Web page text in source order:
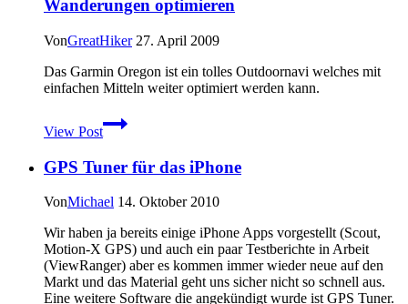
Satellite
Messenger
Wanderungen optimieren
VonGreatHiker 27. April 2009
Das Garmin Oregon ist ein tolles Outdoornavi welches mit
einfachen Mitteln weiter optimiert werden kann.
View Post
Pimp
my
Garmin
300
400t
für
Wanderungen
optimieren
GPS Tuner für das iPhone
VonMichael 14. Oktober 2010
Wir haben ja bereits einige iPhone Apps vorgestellt (Scout,
Motion-X GPS) und auch ein paar Testberichte in Arbeit
(ViewRanger) aber es kommen immer wieder neue auf den
Markt und das Material geht uns sicher nicht so schnell aus.
Eine weitere Software die angekündigt wurde ist GPS Tuner.